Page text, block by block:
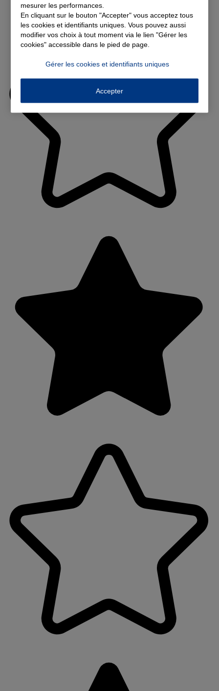
mesurer les performances.
En cliquant sur le bouton "Accepter" vous acceptez tous
les cookies et identifiants uniques. Vous pouvez aussi
modifier vos choix à tout moment via le lien "Gérer les
cookies" accessible dans le pied de page.
Gérer les cookies et identifiants uniques
Accepter